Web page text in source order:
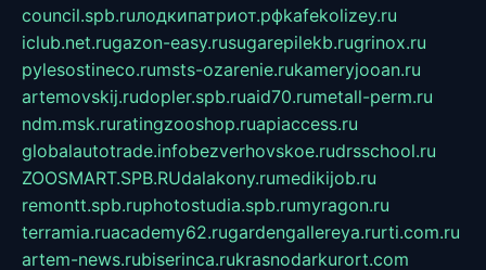
council.spb.ruлодкипатриот.рфkafekolizey.ru
iclub.net.rugazon-easy.rusugarepilekb.rugrinox.ru
pylesostineco.rumsts-ozarenie.rukameryjooan.ru
artemovskij.rudopler.spb.ruaid70.rumetall-perm.ru
ndm.msk.ruratingzooshop.ruapiaccess.ru
globalautotrade.infobezverhovskoe.rudrsschool.ru
ZOOSMART.SPB.RUdalakony.rumedikijob.ru
remontt.spb.ruphotostudia.spb.rumyragon.ru
terramia.ruacademy62.rugardengallereya.rurti.com.ru
artem-news.rubiserinca.rukrasnodarkurort.com